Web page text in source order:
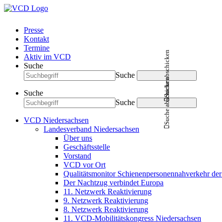
Presse
Kontakt
Termine
Aktiv im VCD
Suche
Suche
Suche abschicken
Suche
Suche
Suche abschicken
VCD Niedersachsen
Landesverband Niedersachsen
Über uns
Geschäftsstelle
Vorstand
VCD vor Ort
Qualitätsmonitor Schienenpersonennahverkehr
Der Nachtzug verbindet Europa
11. Netzwerk Reaktivierung
9. Netzwerk Reaktivierung
8. Netzwerk Reaktivierung
11. VCD-Mobilitätskongress Niedersachsen